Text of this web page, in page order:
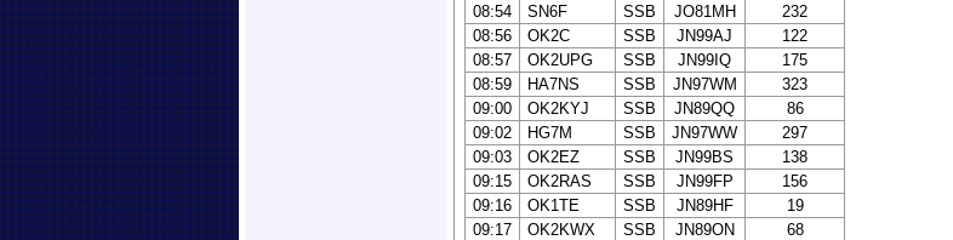
08:54
SN6F SSB JO81MH
232
08:56
OK2C SSB JN99AJ
122
08:57
OK2UPG SSB JN99IQ
175
08:59
HA7NS SSB JN97WM
323
09:00
OK2KYJ SSB JN89QQ
86
09:02
HG7M SSB JN97WW
297
09:03
OK2EZ SSB JN99BS
138
09:15
OK2RAS SSB JN99FP
156
09:16
OK1TE SSB JN89HF
19
09:17
OK2KWX SSB JN89ON
68